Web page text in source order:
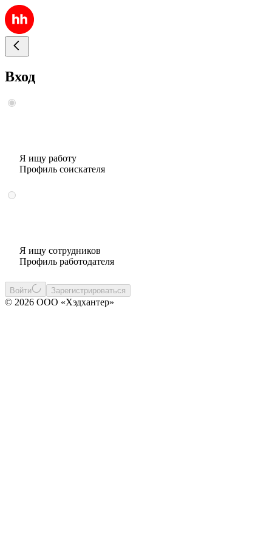
Вход
Я ищу работу
Профиль соискателя
Я ищу сотрудников
Профиль работодателя
Войти Зарегистрироваться
© 2026 ООО «Хэдхантер»